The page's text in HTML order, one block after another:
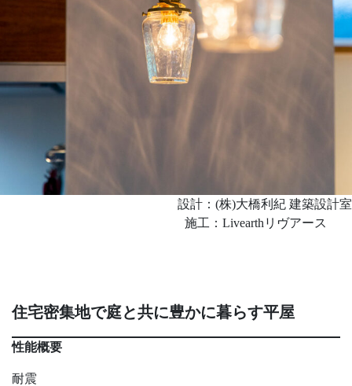
設計：(株)大橋利紀 建築設計室
施工：Livearthリヴアース
住宅密集地で庭と共に豊かに暮らす平屋
性能概要
耐震